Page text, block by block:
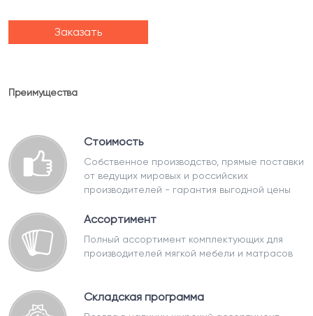
Заказать
Преимущества
Стоимость
Собственное производство, прямые поставки
от ведущих мировых и российских
производителей - гарантия выгодной цены
Ассортимент
Полный ассортимент комплектующих для
производителей мягкой мебели и матрасов
Складская программа